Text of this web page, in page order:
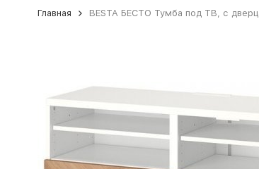
Главная BESTA БЕСТО Тумба под ТВ, с